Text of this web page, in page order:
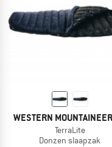
WESTERN
TerraLite
Donzen slaapzak